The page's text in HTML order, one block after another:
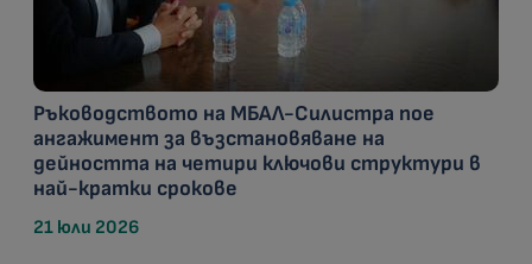
Ръководството на МБАЛ-Силистра пое
ангажимент за възстановяване на
дейността на четири ключови структури в
най-кратки срокове
21 юли 2026